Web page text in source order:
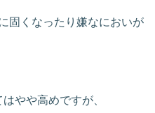
固くなったり嫌なにおいが
やや高めですが、